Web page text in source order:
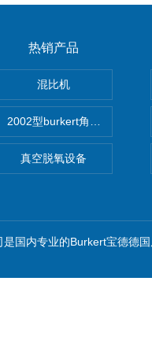
热销产品
混比机
2002型burkert角座阀
真空脱氧设备
国内专业的Burkert宝德德